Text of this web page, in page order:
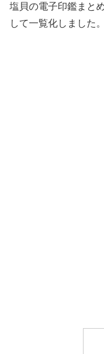
塩貝の電子印鑑まと
して一覧化しました。